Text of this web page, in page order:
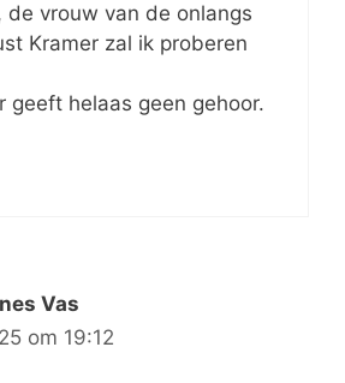
de vrouw van de onlangs
Kramer zal ik proberen
geeft helaas geen gehoor.
Vas
om 19:12